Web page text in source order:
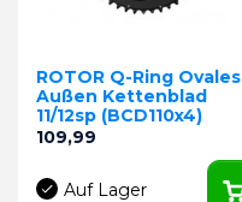
ROTOR Q-Ring Ovales
Außen Kettenblad
11/12sp (BCD110x4)
Preis
109,99
Auf Lager